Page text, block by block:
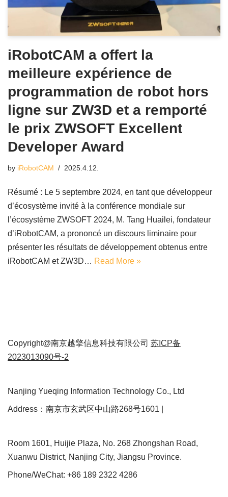
iRobotCAM a offert la
meilleure expérience de
programmation de robot hors
ligne sur ZW3D et a remporté
le prix ZWSOFT Excellent
Developer Award
by iRobotCAM 2025.4.12.
Résumé : Le 5 septembre 2024, en tant que développeur
d’écosystème invité à la conférence mondiale sur
l’écosystème ZWSOFT 2024, M. Tang Huailei, fondateur
d’iRobotCAM, a prononcé un discours liminaire pour
présenter les résultats de développement obtenus entre
iRobotCAM et ZW3D… Read More »
Copyright@南京越擎信息科技有限公司 苏ICP备
2023013090号-2
Nanjing Yueqing Information Technology Co., Ltd
Address：南京市玄武区中山路268号1601 |
Room 1601, Huijie Plaza, No. 268 Zhongshan Road,
Xuanwu District, Nanjing City, Jiangsu Province.
Phone/WeChat: +86 189 2322 4286